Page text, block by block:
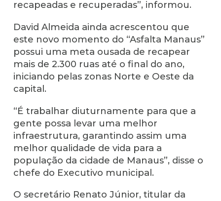
recapeadas e recuperadas”, informou.
David Almeida ainda acrescentou que
este novo momento do “Asfalta Manaus”
possui uma meta ousada de recapear
mais de 2.300 ruas até o final do ano,
iniciando pelas zonas Norte e Oeste da
capital.
“É trabalhar diuturnamente para que a
gente possa levar uma melhor
infraestrutura, garantindo assim uma
melhor qualidade de vida para a
população da cidade de Manaus”, disse o
chefe do Executivo municipal.
O secretário Renato Júnior, titular da